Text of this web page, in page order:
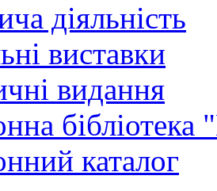
діяльність
виставки
видання
каталог